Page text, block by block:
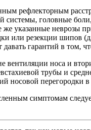
рефлекторным
системы, головные
же указанные неврозы
или резекции шипов
давать гарантий в том,
вентиляции носа и
трубы и
носовой перегородки
симптомам